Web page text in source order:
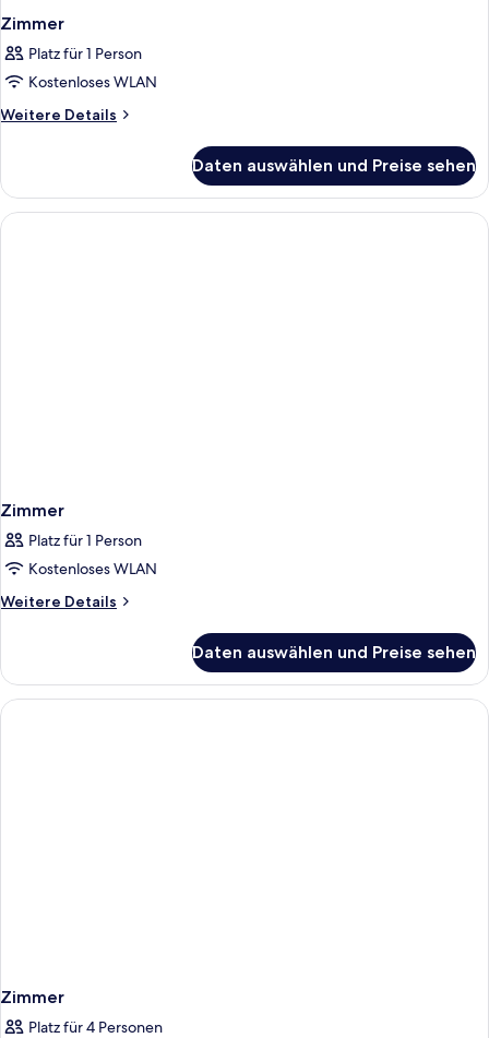
Zimmer
Platz für 1 Person
Kostenloses WLAN
Weitere Details
Weitere
Daten auswählen und Preise sehen
Zimmer
Platz für 1 Person
Kostenloses WLAN
Weitere Details
Weitere
Daten auswählen und Preise sehen
Zimmer
Platz für 4 Personen